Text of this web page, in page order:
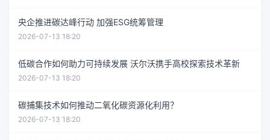
央企推进碳达峰行动 加强ESG统筹管理
2026-07-13 18:20
低碳合作如何助力可持续发展 沃尔沃携手高校探索技术革新
2026-07-13 18:20
碳捕集技术如何推动二氧化碳资源化利用？
2026-07-13 18:20